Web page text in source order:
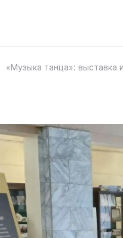
«Музыка танца»: выставка